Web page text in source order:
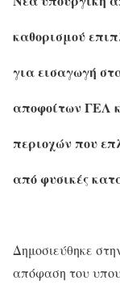
καθορισμού
για εισαγωγή
αποφοίτων ΓΕΛ
περιοχών που
από φυσικές
Δημοσιεύθηκε
απόφαση του